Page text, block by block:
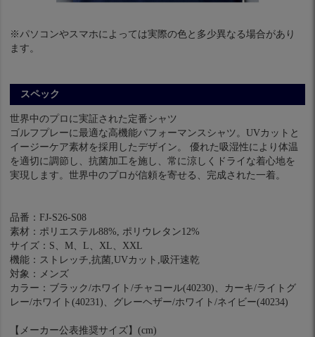
※パソコンやスマホによっては実際の色と多少異なる場合があり
ます。
スペック
世界中のプロに実証された定番シャツ
ゴルフプレーに最適な高機能パフォーマンスシャツ。UVカットと
イージーケア素材を採用したデザイン。 優れた吸湿性により体温
を適切に調節し、抗菌加工を施し、常に涼しくドライな着心地を
実現します。世界中のプロが信頼を寄せる、完成された一着。
品番：FJ-S26-S08
素材：ポリエステル88%, ポリウレタン12%
サイズ：S、M、L、XL、XXL
機能：ストレッチ,抗菌,UVカット,吸汗速乾
対象：メンズ
カラー：ブラック/ホワイト/チャコール(40230)、カーキ/ライトグ
レー/ホワイト(40231)、グレーヘザー/ホワイト/ネイビー(40234)
【メーカー公表推奨サイズ】(cm)